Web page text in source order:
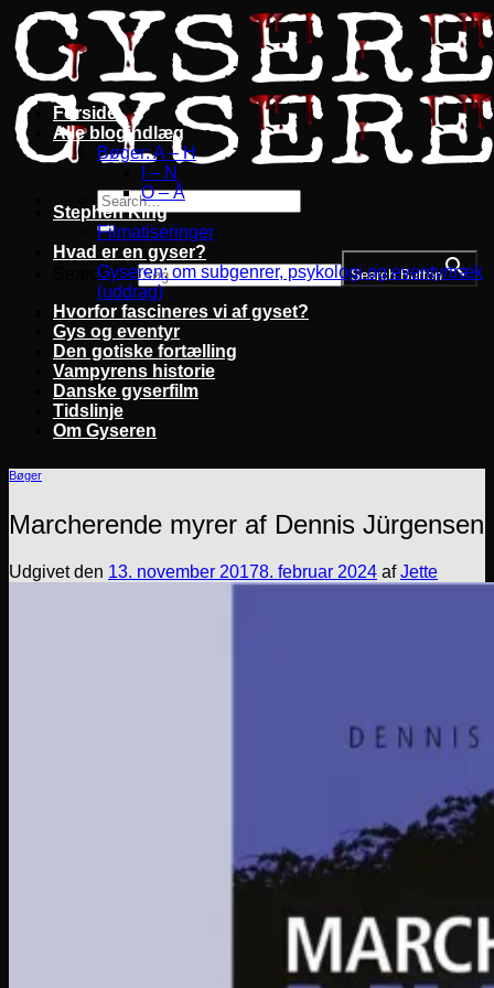
Fortsæt
til
indhold
Search for: Search Button
Forside
Alle blogindlæg
Bøger: A – H
I – N
O – Å
Stephen King
Filmatiseringer
Hvad er en gyser?
Gyseren: om subgenrer, psykologi og eventyrtræk
(uddrag)
Hvorfor fascineres vi af gyset?
Gys og eventyr
Den gotiske fortælling
Vampyrens historie
Danske gyserfilm
Tidslinje
Om Gyseren
Bøger
Marcherende myrer af Dennis Jürgensen
Udgivet den 13. november 20178. februar 2024 afJette